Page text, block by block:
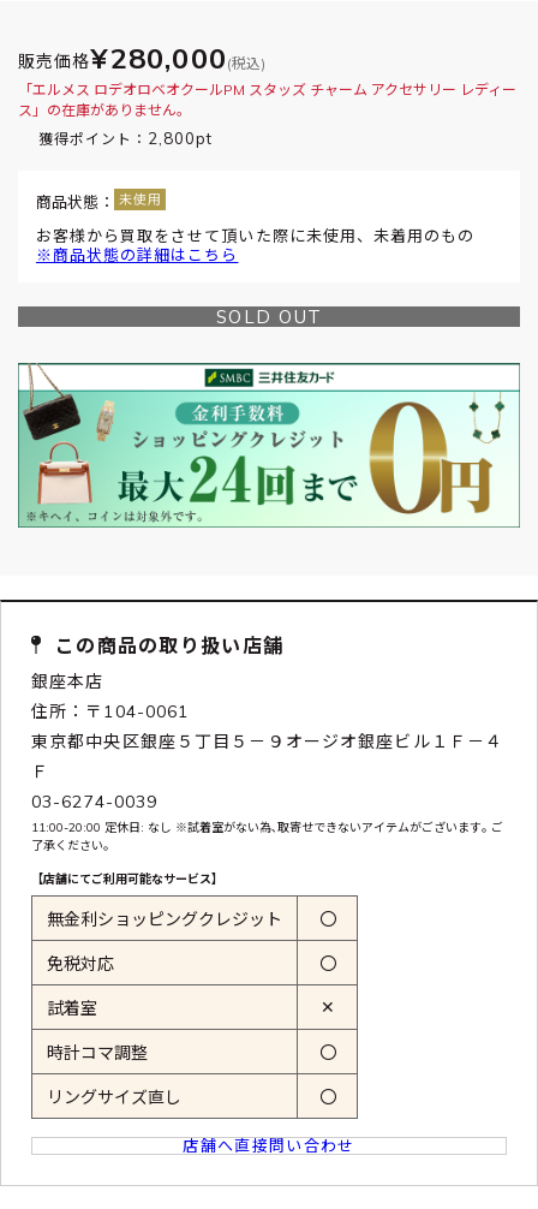
販売価格¥280,000 (税込)
「エルメス ロデオロベオクールPM スタッズ チャーム アクセサリー レディー
ス」の在庫がありません。
獲得ポイント： 2,800pt
商品状態：
お客様から買取をさせて頂いた際に未使用、未着用のもの
※商品状態の詳細はこちら
SOLD OUT
この商品の取り扱い店舗
銀座本店
住所：〒104-0061
東京都中央区銀座５丁目５－９オージオ銀座ビル１Ｆ－４
Ｆ
03-6274-0039
11:00-20:00 定休日: なし ※試着室がない為､取寄せできないアイテムがございます｡ ご
了承ください｡
【店舗にてご利用可能なサービス】
無金利ショッピングクレジット 〇
免税対応 〇
試着室 ✕
時計コマ調整 〇
リングサイズ直し 〇
店舗へ直接問い合わせ